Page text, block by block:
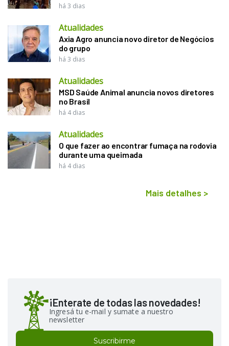
há 3 dias
Atualidades
Axia Agro anuncia novo diretor de Negócios
do grupo
há 3 dias
Atualidades
MSD Saúde Animal anuncia novos diretores
no Brasil
há 4 dias
Atualidades
O que fazer ao encontrar fumaça na rodovia
durante uma queimada
há 4 dias
Mais detalhes >
¡Enterate de todas las novedades!
Ingresá tu e-mail y sumate a nuestro
newsletter
Suscribirme